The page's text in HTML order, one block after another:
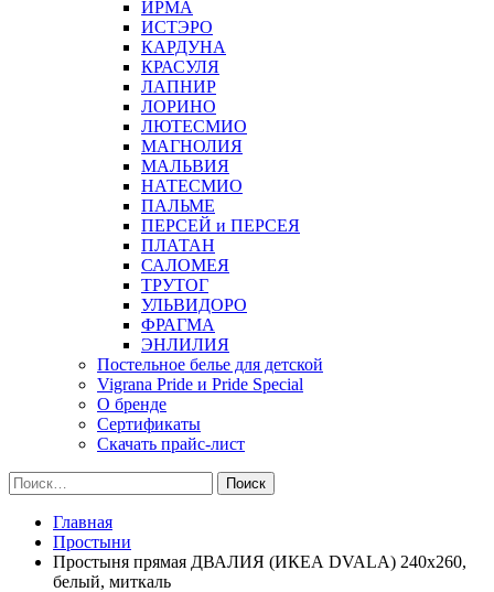
ИРМА
ИСТЭРО
КАРДУНА
КРАСУЛЯ
ЛАПНИР
ЛОРИНО
ЛЮТЕСМИО
МАГНОЛИЯ
МАЛЬВИЯ
НАТЕСМИО
ПАЛЬМЕ
ПЕРСЕЙ и ПЕРСЕЯ
ПЛАТАН
САЛОМЕЯ
ТРУТОГ
УЛЬВИДОРО
ФРАГМА
ЭНЛИЛИЯ
Постельное белье для детской
Vigrana Pride и Pride Special
О бренде
Сертификаты
Скачать прайс-лист
Найти:
Главная
Простыни
Простыня прямая ДВАЛИЯ (ИКЕА DVALA) 240х260,
белый, миткаль